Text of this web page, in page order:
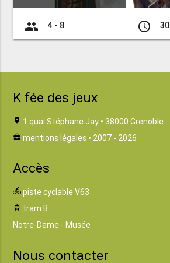
group 4 - 8 access_time 30
K fée des jeux
location_on 1 quai Stéphane Jay • 38000 Grenoble
business_center mentions légales • 2007 - 2026
Accès
directions_bike piste cyclable V63
tram tram B
Notre-Dame - Musée
Nous contacter